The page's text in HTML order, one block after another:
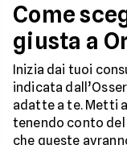
Come
giusta a
Inizia dai tuoi
indicata
adatte a te. Metti
tenendo conto
che queste